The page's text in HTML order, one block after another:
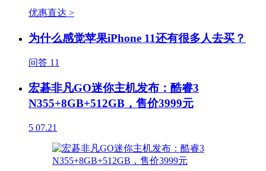
优惠直达 >
为什么感觉苹果iPhone 11还有很多人去买？
问答 11
宏碁非凡GO迷你主机发布：酷睿3
N355+8GB+512GB，售价3999元
5 07.21